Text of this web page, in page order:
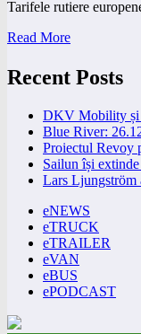
Tarifele rutiere
Read More
Recent Posts
DKV Mobility și
Blue River:
Proiectul Revoy
Sailun își
Lars Ljungström
eNEWS
eTRUCK
eTRAILER
eVAN
eBUS
ePODCAST